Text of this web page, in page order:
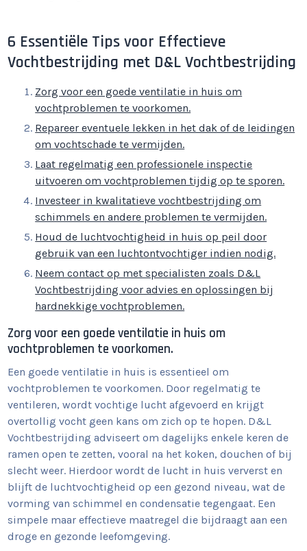
6 Essentiële Tips voor Effectieve
Vochtbestrijding met D&L Vochtbestrijding
Zorg voor een goede ventilatie in huis om
vochtproblemen te voorkomen.
Repareer eventuele lekken in het dak of de leidingen
om vochtschade te vermijden.
Laat regelmatig een professionele inspectie
uitvoeren om vochtproblemen tijdig op te sporen.
Investeer in kwalitatieve vochtbestrijding om
schimmels en andere problemen te vermijden.
Houd de luchtvochtigheid in huis op peil door
gebruik van een luchtontvochtiger indien nodig.
Neem contact op met specialisten zoals D&L
Vochtbestrijding voor advies en oplossingen bij
hardnekkige vochtproblemen.
Zorg voor een goede ventilatie in huis om
vochtproblemen te voorkomen.
Een goede ventilatie in huis is essentieel om
vochtproblemen te voorkomen. Door regelmatig te
ventileren, wordt vochtige lucht afgevoerd en krijgt
overtollig vocht geen kans om zich op te hopen. D&L
Vochtbestrijding adviseert om dagelijks enkele keren de
ramen open te zetten, vooral na het koken, douchen of bij
slecht weer. Hierdoor wordt de lucht in huis ververst en
blijft de luchtvochtigheid op een gezond niveau, wat de
vorming van schimmel en condensatie tegengaat. Een
simpele maar effectieve maatregel die bijdraagt aan een
droge en gezonde leefomgeving.